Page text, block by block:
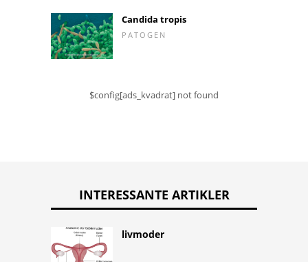
Candida tropis
PATOGEN
$config[ads_kvadrat] not found
INTERESSANTE ARTIKLER
livmoder